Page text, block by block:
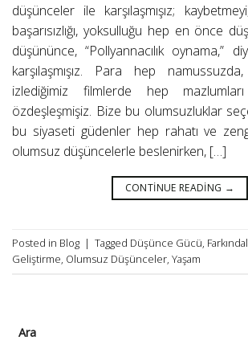
düşünceler ile karşılaşmışız;
başarısızlığı, yoksulluğu hep en önce
düşününce, “Pollyannacılık oynama,”
karşılaşmışız. Para hep
izlediğimiz filmlerde hep
özdeşleşmişiz. Bize bu olumsuzluklar
bu siyaseti güdenler hep rahatı ve
olumsuz düşüncelerle beslenirken, […]
CONTINUE READING →
Posted in Blog | Tagged Düşünce Gücü,
Geliştirme, Olumsuz Düşünceler, Yaşam
Ara